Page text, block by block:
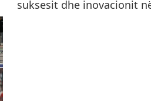
suksesit dhe inovacionit